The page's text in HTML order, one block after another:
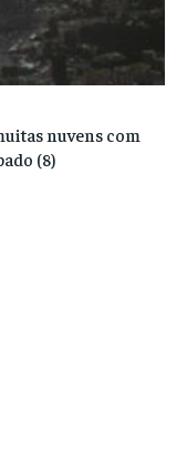
nuvens com
(8)